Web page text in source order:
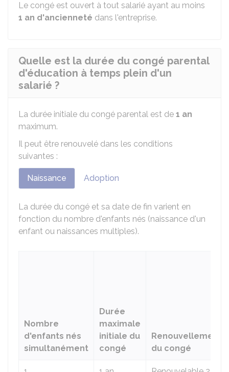
Le congé est ouvert à tout salarié ayant au moins
1 an d'ancienneté dans l'entreprise.
Quelle est la durée du congé parental
d'éducation à temps plein d'un
salarié ?
La durée initiale du congé parental est de 1 an
maximum.
Il peut être renouvelé dans les conditions
suivantes :
Naissance Adoption
La durée du congé et sa date de fin varient en
fonction du nombre d'enfants nés (naissance d'un
enfant ou naissances multiples).
Nombre
d'enfants nés
simultanément
Durée
maximale
initiale du
congé
Renouvellement
du congé